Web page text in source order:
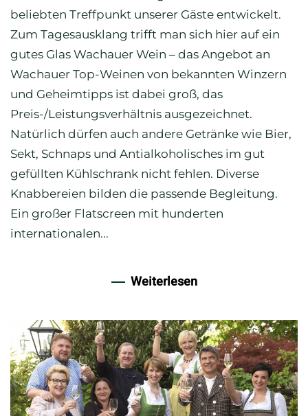
beliebten Treffpunkt unserer Gäste entwickelt.
Zum Tagesausklang trifft man sich hier auf ein
gutes Glas Wachauer Wein – das Angebot an
Wachauer Top-Weinen von bekannten Winzern
und Geheimtipps ist dabei groß, das
Preis-/Leistungsverhältnis ausgezeichnet.
Natürlich dürfen auch andere Getränke wie Bier,
Sekt, Schnaps und Antialkoholisches im gut
gefüllten Kühlschrank nicht fehlen. Diverse
Knabbereien bilden die passende Begleitung.
Ein großer Flatscreen mit hunderten
internationalen...
Weiterlesen